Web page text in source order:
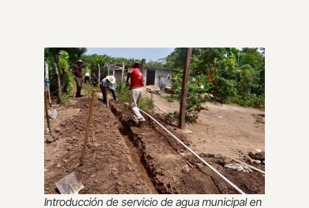
Introducción de servicio de agua municipal en